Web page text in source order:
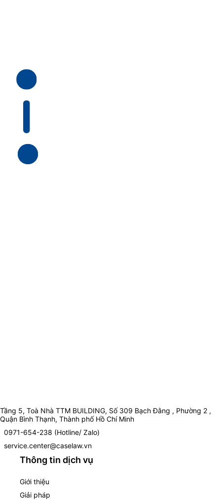
Tầng 5, Toà Nhà TTM BUILDING, Số 309 Bạch Đằng , Phường 2 ,
Quận Bình Thạnh, Thành phố Hồ Chí Minh
0971-654-238 (Hotline/ Zalo)
service.center@caselaw.vn
Thông tin dịch vụ
Giới thiệu
Giải pháp